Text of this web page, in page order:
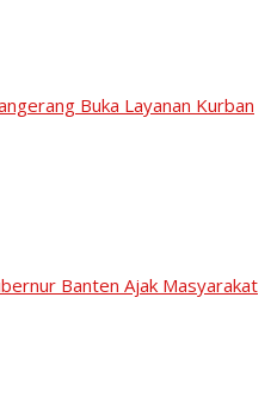
Buka Layanan Kurban
Banten Ajak Masyarakat